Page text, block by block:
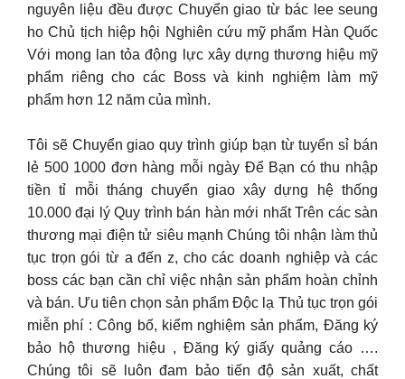
nguyên liệu đều được Chuyển giao từ bác lee seung
ho Chủ tịch hiệp hội Nghiên cứu mỹ phẩm Hàn Quốc
Với mong lan tỏa động lực xây dựng thương hiệu mỹ
phẩm riêng cho các Boss và kinh nghiệm làm mỹ
phẩm hơn 12 năm của mình.
Tôi sẽ Chuyển giao quy trình giúp bạn từ tuyển sỉ bán
lẻ 500 1000 đơn hàng mỗi ngày Để Bạn có thu nhập
tiền tỉ mỗi tháng chuyển giao xây dựng hệ thống
10.000 đại lý Quy trình bán hàn mới nhất Trên các sàn
thương mại điện tử siêu mạnh Chúng tôi nhận làm thủ
tục trọn gói từ a đến z, cho các doanh nghiệp và các
boss các bạn cần chỉ việc nhận sản phẩm hoàn chỉnh
và bán. Ưu tiên chọn sản phẩm Độc lạ Thủ tục trọn gói
miễn phí : Công bố, kiểm nghiệm sản phẩm, Đăng ký
bảo hộ thương hiệu , Đăng ký giấy quảng cáo ….
Chúng tôi sẽ luôn đam bảo tiến độ sản xuất, chất